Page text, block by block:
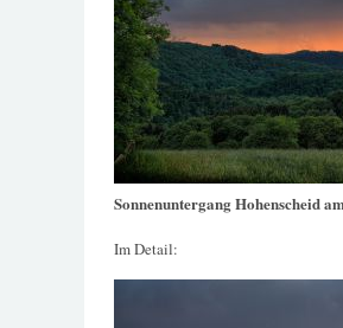
Sonnenuntergang Hohenscheid
Im Detail: